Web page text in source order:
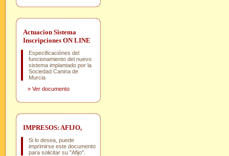
Actuacion Sistema
Inscripciones ON LINE
Especificaciónes del
funcionamiento del nuevo
sistema implantado por la
Sociedad Canina de
Murcia
» Ver documento
IMPRESOS: AFIJO,
Si lo desea, puede
imprimirse este documento
para solicitar su "Afijo".